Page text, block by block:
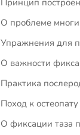
Принцип
О проблеме
Упражнения для
О важности
Практика
Поход к
О фиксации таза